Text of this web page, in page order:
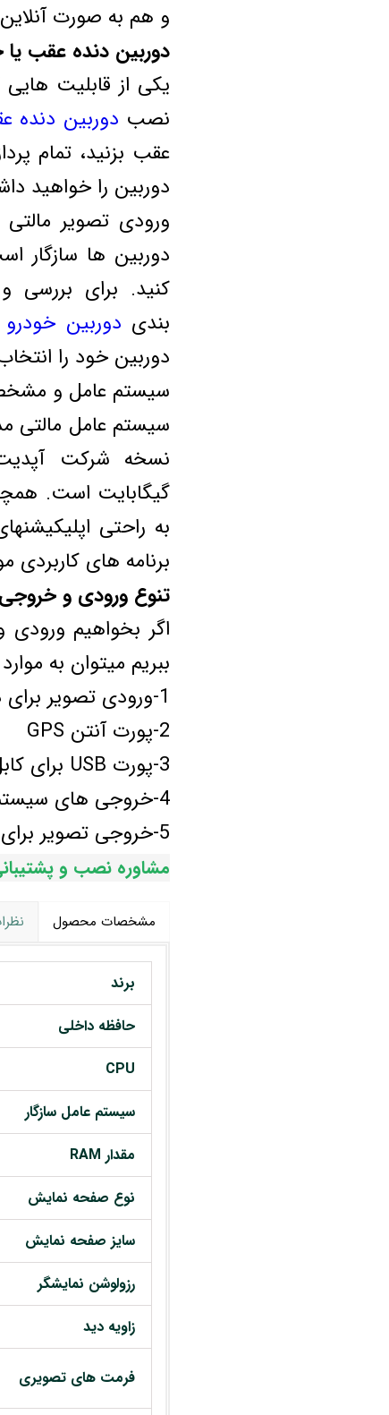
و هم به صورت آنلاین
دوربین دنده عقب یا
یکی از قابلیت هایی
نصب دوربین دنده
عقب بزنید، تمام
دوربین را خواهید
دوربین ها سازگار
کنید. برای
بندی دوربین خودرو
دوربین خود را
سیستم عامل و
به راحتی
برنامه های کاربردی
تنوع ورودی و خروجی
ببریم میتوان به
1-ورودی تصویر برای دوربین دنده عقب و یا 360 درجه
2-پورت آنتن GPS
3-پورت USB برای کابل هایی که به داشبورد هدایت میشوند
4-خروجی های سیستم صوتی برای آمپلی فایر و ساب
5-خروجی تصویر برای مانیتور های پشت سری
مشاوره نصب و
مشخصات محصول
برند
حافظه داخلی
CPU
سیستم عامل سازگار
مقدار RAM
نوع صفحه نمایش
سایز صفحه نمایش
رزولوشن نمایشگر
زاویه دید
فرمت های تصویری